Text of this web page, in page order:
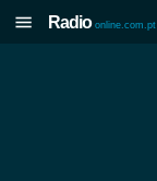
Radio online.com.pt